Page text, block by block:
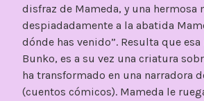
disfraz de Mameda, y una hermosa
despiadadamente a la abatida
dónde has venido”. Resulta que
Bunko, es a su vez una criatura
ha transformado en una narradora
(cuentos cómicos). Mameda le